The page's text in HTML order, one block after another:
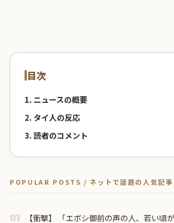
目次
1. ニュースの概要
2. タイ人の反応
3. 読者のコメント
POPULAR POSTS / ネットで話題の人気記事
01 【衝撃】 「エボシ御前の声の人、若い